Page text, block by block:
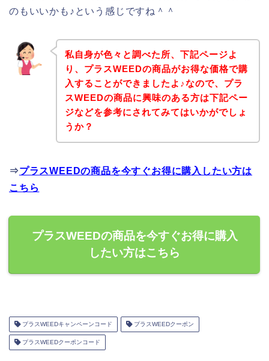
のもいいかも♪という感じですね＾＾
私自身が色々と調べた所、下記ページよ
り、プラスWEEDの商品がお得な価格で購
入することができましたよ♪なので、プラ
スWEEDの商品に興味のある方は下記ペー
ジなどを参考にされてみてはいかがでしょ
うか？
⇒プラスWEEDの商品を今すぐお得に購入したい方は
こちら
プラスWEEDの商品を今すぐお得に購入
したい方はこちら
プラスWEEDキャンペーンコード プラスWEEDクーポン
プラスWEEDクーポンコード